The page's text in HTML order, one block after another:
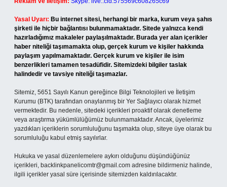
Yasal Uyarı: Bu internet sitesi, herhangi bir marka, kurum veya şahıs
şirketi ile hiçbir bağlantısı bulunmamaktadır. Sitede yalnızca kendi
hazırladığımız makaleler paylaşılmaktadır. Burada yer alan içerikler
haber niteliği taşımamakta olup, gerçek kurum ve kişiler hakkında
paylaşım yapılmamaktadır. Gerçek kurum ve kişiler ile isim
benzerlikleri tamamen tesadüfidir. Sitemizdeki bilgiler taslak
halindedir ve tavsiye niteliği taşımazlar.
Sitemiz, 5651 Sayılı Kanun gereğince Bilgi Teknolojileri ve İletişim
Kurumu (BTK) tarafından onaylanmış bir Yer Sağlayıcı olarak hizmet
vermektedir. Bu nedenle, sitedeki içerikleri proaktif olarak denetleme
veya araştırma yükümlülüğümüz bulunmamaktadır. Ancak, üyelerimiz
yazdıkları içeriklerin sorumluluğunu taşımakta olup, siteye üye olarak bu
sorumluluğu kabul etmiş sayılırlar.
Hukuka ve yasal düzenlemelere aykırı olduğunu düşündüğünüz
içerikleri, backlinkpanelicomtr@gmail.com adresine bildirmeniz halinde,
ilgili içerikler yasal süre içerisinde sitemizden kaldırılacaktır.